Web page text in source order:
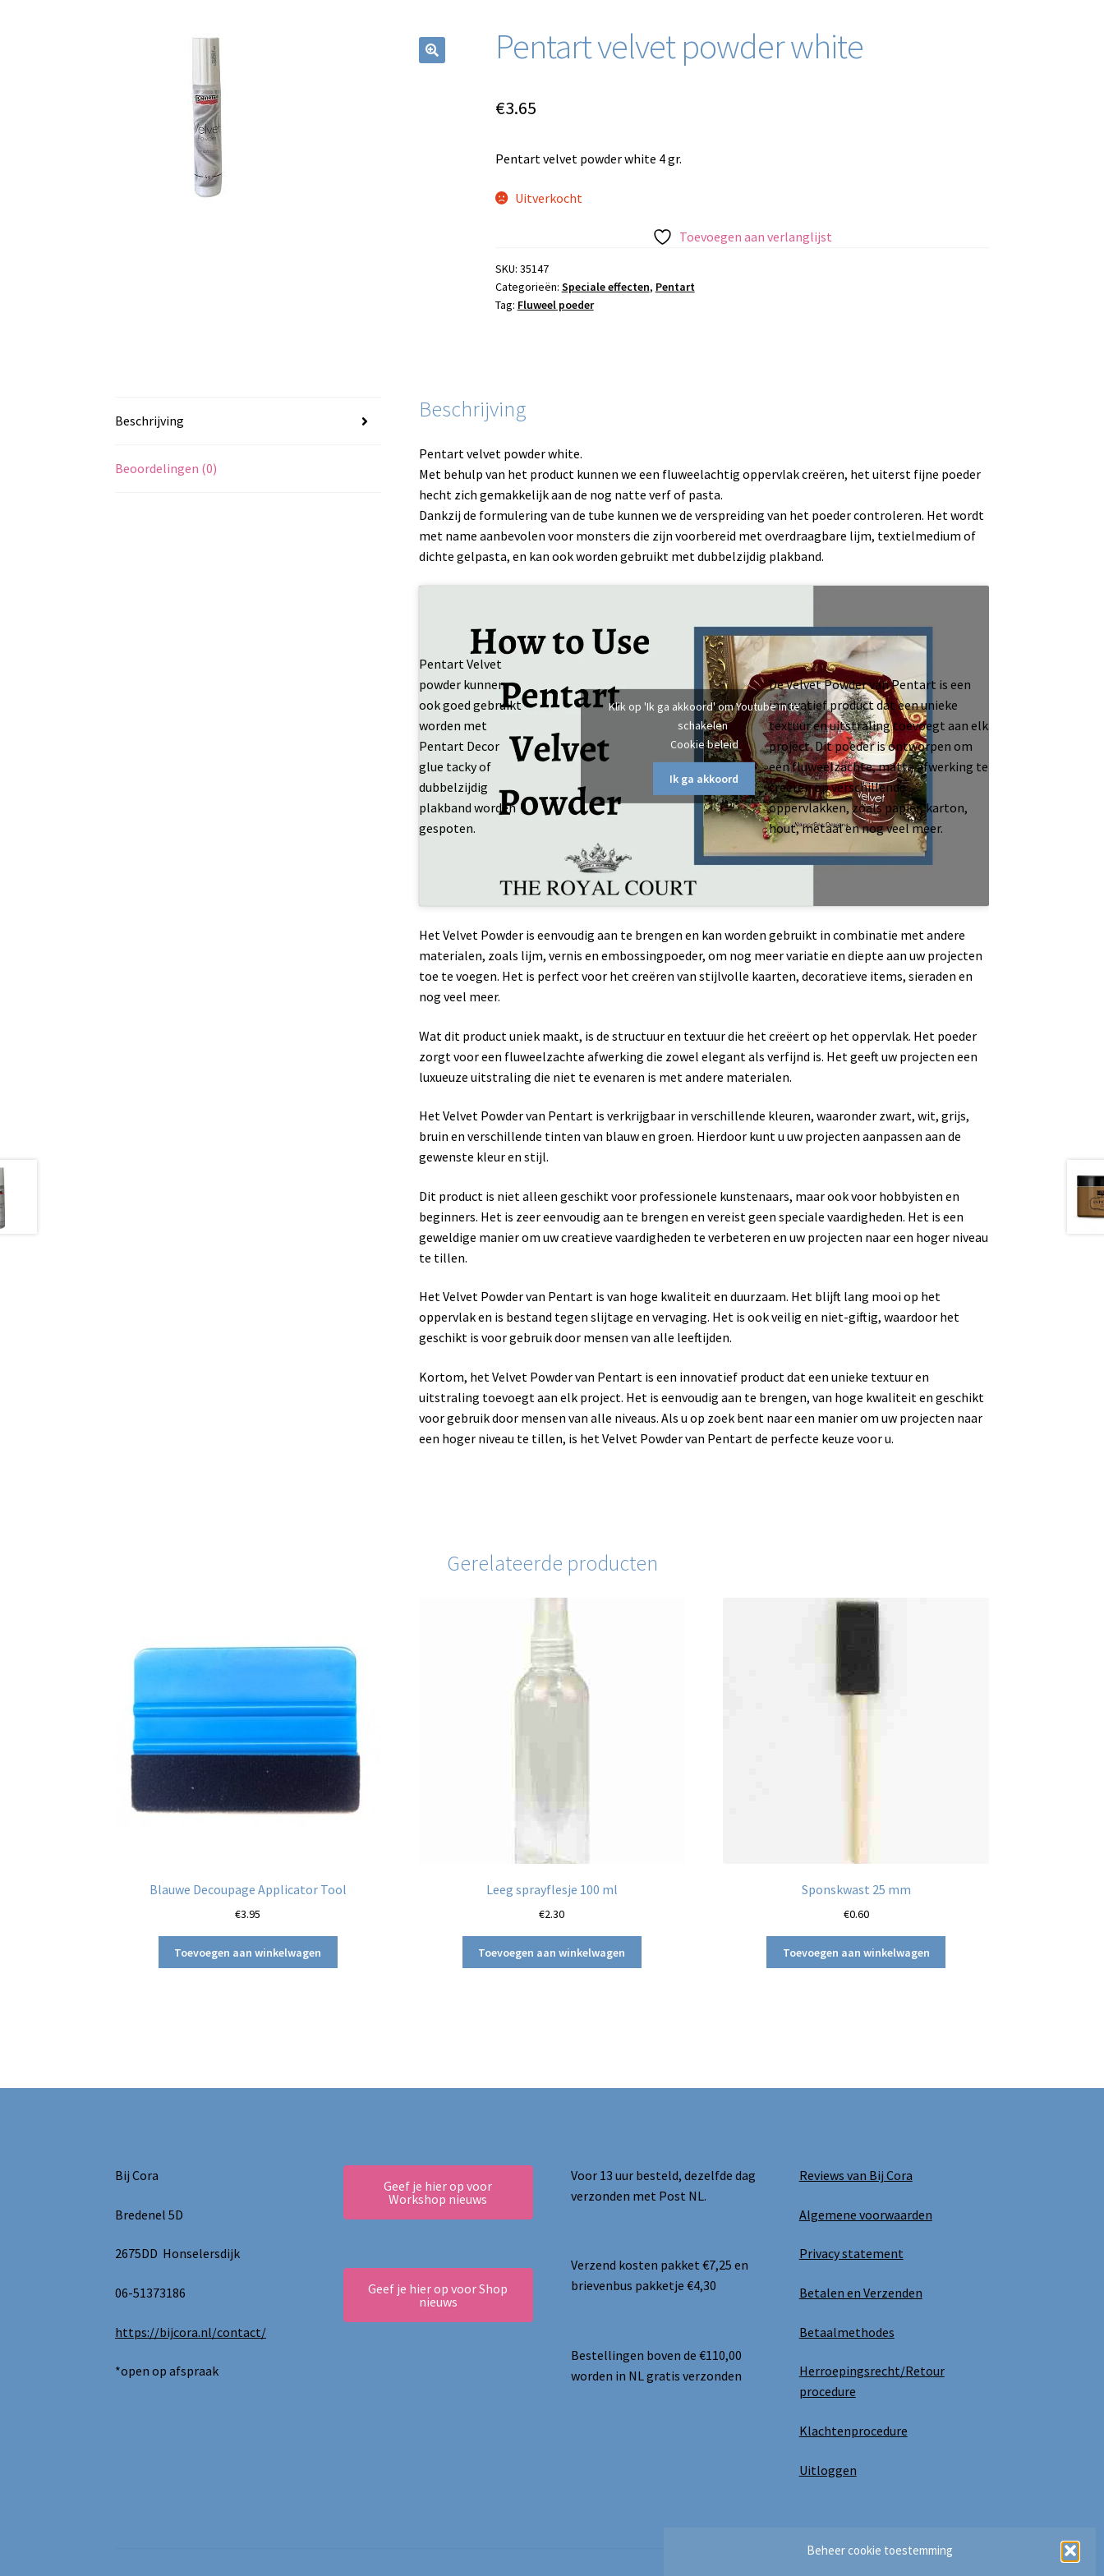
Beheer cookie toestemming
Pentart velvet powder white
€3.65
Pentart velvet powder white 4 gr.
Uitverkocht
Toevoegen aan verlanglijst
SKU: 35147
Categorieën: Speciale effecten, Pentart
Tag: Fluweel poeder
Beschrijving
Beoordelingen (0)
Beschrijving
Pentart velvet powder white.
Met behulp van het product kunnen we een fluweelachtig oppervlak creëren, het uiterst fijne poeder
hecht zich gemakkelijk aan de nog natte verf of pasta.
Dankzij de formulering van de tube kunnen we de verspreiding van het poeder controleren. Het wordt
met name aanbevolen voor monsters die zijn voorbereid met overdraagbare lijm, textielmedium of
dichte gelpasta, en kan ook worden gebruikt met dubbelzijdig plakband.
Pentart Velvet
powder kunnen
ook goed gebruikt
worden met
Pentart Decor
glue tacky of
dubbelzijdig
plakband worden
gespoten.
De Velvet Powder van Pentart is een
innovatief product dat een unieke
textuur en uitstraling toevoegt aan elk
project. Dit poeder is ontworpen om
een fluweelzachte, matte afwerking te
creëren op verschillende
oppervlakken, zoals papier, karton,
hout, metaal en nog veel meer.
Klik op 'Ik ga akkoord' om Youtube in te
schakelen
Cookie beleid
Ik ga akkoord
Het Velvet Powder is eenvoudig aan te brengen en kan worden gebruikt in combinatie met andere
materialen, zoals lijm, vernis en embossingpoeder, om nog meer variatie en diepte aan uw projecten
toe te voegen. Het is perfect voor het creëren van stijlvolle kaarten, decoratieve items, sieraden en
nog veel meer.
Wat dit product uniek maakt, is de structuur en textuur die het creëert op het oppervlak. Het poeder
zorgt voor een fluweelzachte afwerking die zowel elegant als verfijnd is. Het geeft uw projecten een
luxueuze uitstraling die niet te evenaren is met andere materialen.
Het Velvet Powder van Pentart is verkrijgbaar in verschillende kleuren, waaronder zwart, wit, grijs,
bruin en verschillende tinten van blauw en groen. Hierdoor kunt u uw projecten aanpassen aan de
gewenste kleur en stijl.
Dit product is niet alleen geschikt voor professionele kunstenaars, maar ook voor hobbyisten en
beginners. Het is zeer eenvoudig aan te brengen en vereist geen speciale vaardigheden. Het is een
geweldige manier om uw creatieve vaardigheden te verbeteren en uw projecten naar een hoger niveau
te tillen.
Het Velvet Powder van Pentart is van hoge kwaliteit en duurzaam. Het blijft lang mooi op het
oppervlak en is bestand tegen slijtage en vervaging. Het is ook veilig en niet-giftig, waardoor het
geschikt is voor gebruik door mensen van alle leeftijden.
Kortom, het Velvet Powder van Pentart is een innovatief product dat een unieke textuur en
uitstraling toevoegt aan elk project. Het is eenvoudig aan te brengen, van hoge kwaliteit en geschikt
voor gebruik door mensen van alle niveaus. Als u op zoek bent naar een manier om uw projecten naar
een hoger niveau te tillen, is het Velvet Powder van Pentart de perfecte keuze voor u.
Gerelateerde producten
Blauwe Decoupage Applicator Tool
€3.95
Toevoegen aan winkelwagen
Leeg sprayflesje 100 ml
€2.30
Toevoegen aan winkelwagen
Sponskwast 25 mm
€0.60
Toevoegen aan winkelwagen
Bij Cora
Bredenel 5D
2675DD Honselersdijk
06-51373186
https://bijcora.nl/contact/
*open op afspraak
Geef je hier op voor
Workshop nieuws
Geef je hier op voor Shop
nieuws
Voor 13 uur besteld, dezelfde dag
verzonden met Post NL.
Verzend kosten pakket €7,25 en
brievenbus pakketje €4,30
Bestellingen boven de €110,00
worden in NL gratis verzonden
Reviews van Bij Cora
Algemene voorwaarden
Privacy statement
Betalen en Verzenden
Betaalmethodes
Herroepingsrecht/Retour
procedure
Klachtenprocedure
Uitloggen